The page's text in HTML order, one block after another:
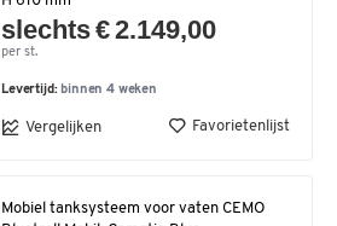
slechts € 2.149,00
per st.
Levertijd: binnen 4 weken
Vergelijken Favorietenlijst
Mobiel tanksysteem voor vaten CEMO